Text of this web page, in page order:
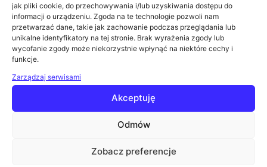
jak pliki cookie, do przechowywania i/lub uzyskiwania dostępu do
informacji o urządzeniu. Zgoda na te technologie pozwoli nam
przetwarzać dane, takie jak zachowanie podczas przeglądania lub
unikalne identyfikatory na tej stronie. Brak wyrażenia zgody lub
wycofanie zgody może niekorzystnie wpłynąć na niektóre cechy i
funkcje.
Zarządzaj serwisami
Akceptuję
Odmów
Zobacz preferencje
Agenda
15 maja 2025
09:00Rozpoczęcie konferencji
Beyond Uptime: Rola SRE w aplikacjach
bankowych
Krzysztof Kula (ING Bank Śląski)
Open Digital Core w praktyce: jak otwarty ECM,